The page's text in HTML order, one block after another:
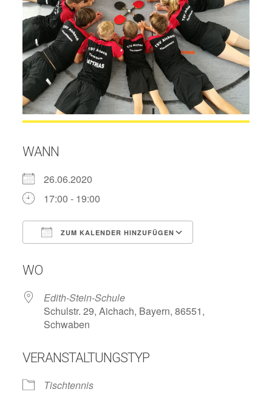
WANN
26.06.2020
17:00 - 19:00
ZUM KALENDER HINZUFÜGEN
WO
Edith-Stein-Schule
Schulstr. 29, Aichach, Bayern, 86551,
Schwaben
VERANSTALTUNGSTYP
Tischtennis